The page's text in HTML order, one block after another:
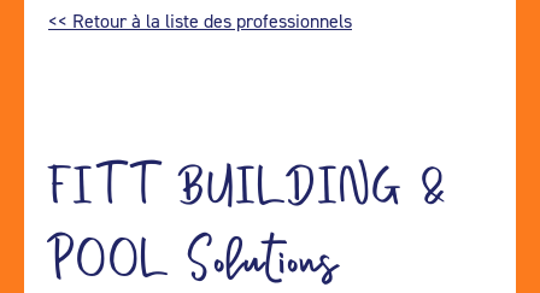
<< Retour à la liste des professionnels
FITT BUILDING &
POOL Solutions